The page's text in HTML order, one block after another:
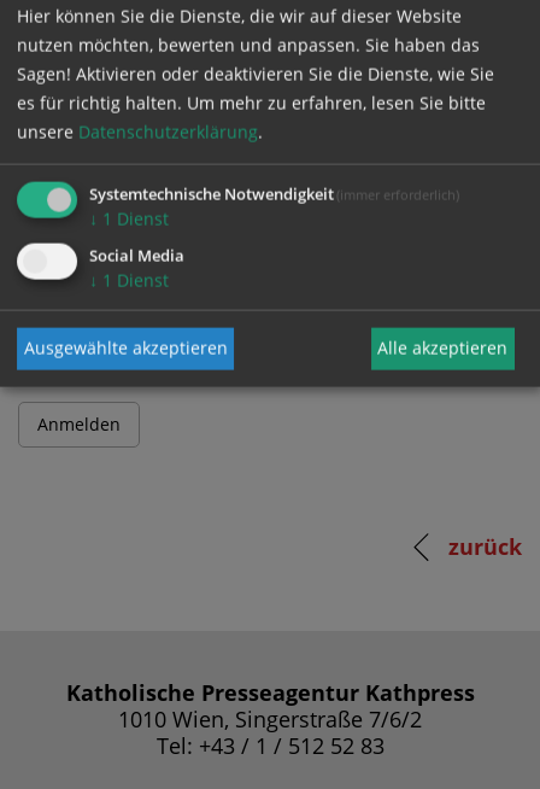
Bitte melden Sie sich mit Ihrem Benutzernamen
und Passwort an.
Benutzername
Passwort
zurück
Katholische Presseagentur Kathpress
1010 Wien, Singerstraße 7/6/2
Tel: +43 / 1 / 512 52 83
Hier können Sie die Dienste, die wir auf dieser Website
nutzen möchten, bewerten und anpassen. Sie haben das
Sagen! Aktivieren oder deaktivieren Sie die Dienste, wie Sie
es für richtig halten. Um mehr zu erfahren, lesen Sie bitte
unsere Datenschutzerklärung.
Systemtechnische Notwendigkeit (immer erforderlich)
↓ 1 Dienst
Social Media
↓ 1 Dienst
Ausgewählte akzeptieren Alle akzeptieren